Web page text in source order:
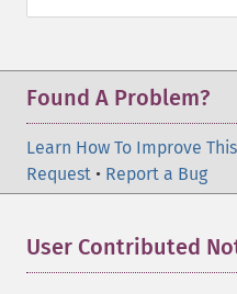
Found A Problem?
Learn How To Improve
Request • Report a Bug
User Contributed